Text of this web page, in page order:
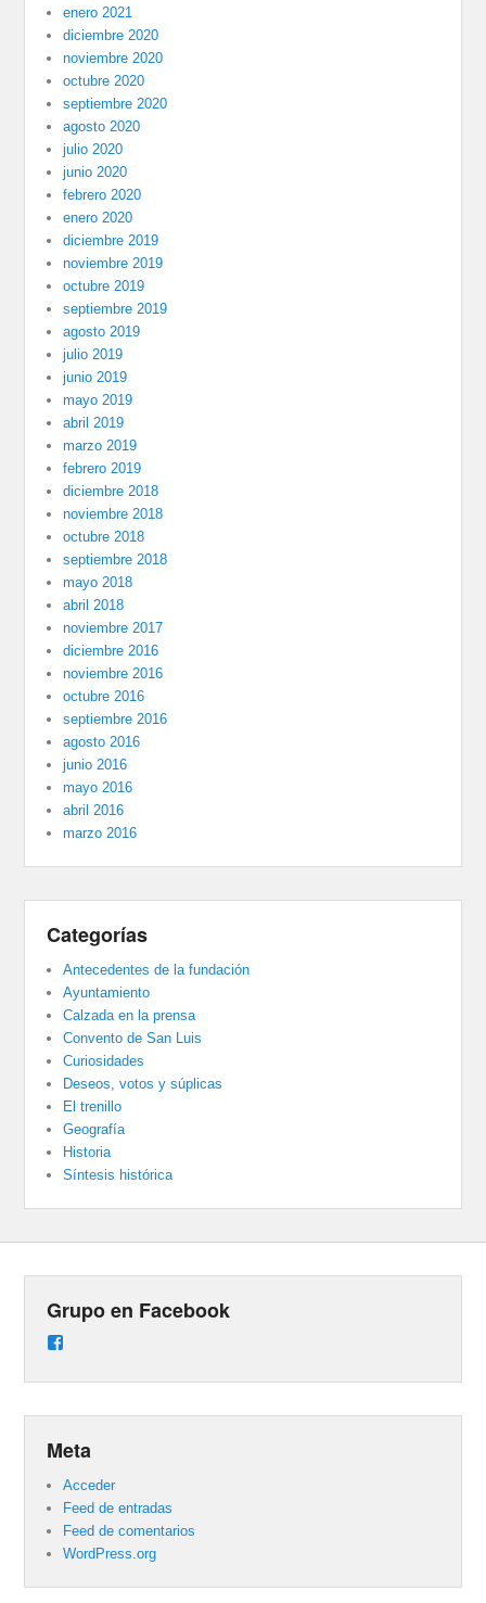
enero 2021
diciembre 2020
noviembre 2020
octubre 2020
septiembre 2020
agosto 2020
julio 2020
junio 2020
febrero 2020
enero 2020
diciembre 2019
noviembre 2019
octubre 2019
septiembre 2019
agosto 2019
julio 2019
junio 2019
mayo 2019
abril 2019
marzo 2019
febrero 2019
diciembre 2018
noviembre 2018
octubre 2018
septiembre 2018
mayo 2018
abril 2018
noviembre 2017
diciembre 2016
noviembre 2016
octubre 2016
septiembre 2016
agosto 2016
junio 2016
mayo 2016
abril 2016
marzo 2016
Categorías
Antecedentes de la fundación
Ayuntamiento
Calzada en la prensa
Convento de San Luis
Curiosidades
Deseos, votos y súplicas
El trenillo
Geografía
Historia
Síntesis histórica
Grupo en Facebook
en
Meta
Acceder
Feed de entradas
Feed de comentarios
WordPress.org